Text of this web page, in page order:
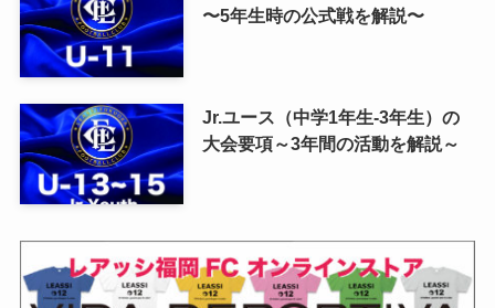
〜5年生時の公式戦を解説〜
Jr.ユース（中学1年生-3年生）の
大会要項～3年間の活動を解説～